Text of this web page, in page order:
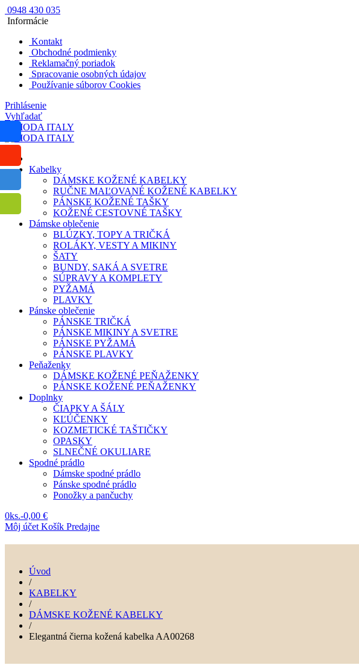
0948 430 035
Informácie
Kontakt
Obchodné podmienky
Reklamačný poriadok
Spracovanie osobných údajov
Používanie súborov Cookies
Prihlásenie
Vyhľadať
Kabelky
DÁMSKE KOŽENÉ KABELKY
RUČNE MAĽOVANÉ KOŽENÉ KABELKY
PÁNSKE KOŽENÉ TAŠKY
KOŽENÉ CESTOVNÉ TAŠKY
Dámske oblečenie
BLÚZKY, TOPY A TRIČKÁ
ROLÁKY, VESTY A MIKINY
ŠATY
BUNDY, SAKÁ A SVETRE
SÚPRAVY A KOMPLETY
PYŽAMÁ
PLAVKY
Pánske oblečenie
PÁNSKE TRIČKÁ
PÁNSKE MIKINY A SVETRE
PÁNSKE PYŽAMÁ
PÁNSKE PLAVKY
Peňaženky
DÁMSKE KOŽENÉ PEŇAŽENKY
PÁNSKE KOŽENÉ PEŇAŽENKY
Doplnky
ČIAPKY A ŠÁLY
KĽÚČENKY
KOZMETICKÉ TAŠTIČKY
OPASKY
SLNEČNÉ OKULIARE
Spodné prádlo
Dámske spodné prádlo
Pánske spodné prádlo
Ponožky a pančuchy
0ks.-0,00 €
Môj účet Košík Predajne
Úvod
/
KABELKY
/
DÁMSKE KOŽENÉ KABELKY
/
Elegantná čierna kožená kabelka AA00268